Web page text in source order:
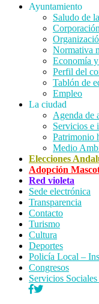
Menu
Ayuntamiento
Saludo de
Normativa
Economía
Perfil del
Tablón de
Empleo
La ciudad
Agenda de
Servicios e
Patrimonio
Medio
Elecciones
Adopción
Red violeta
Sede electrónica
Transparencia
Contacto
Turismo
Cultura
Deportes
Policía Local –
Congresos
Servicios